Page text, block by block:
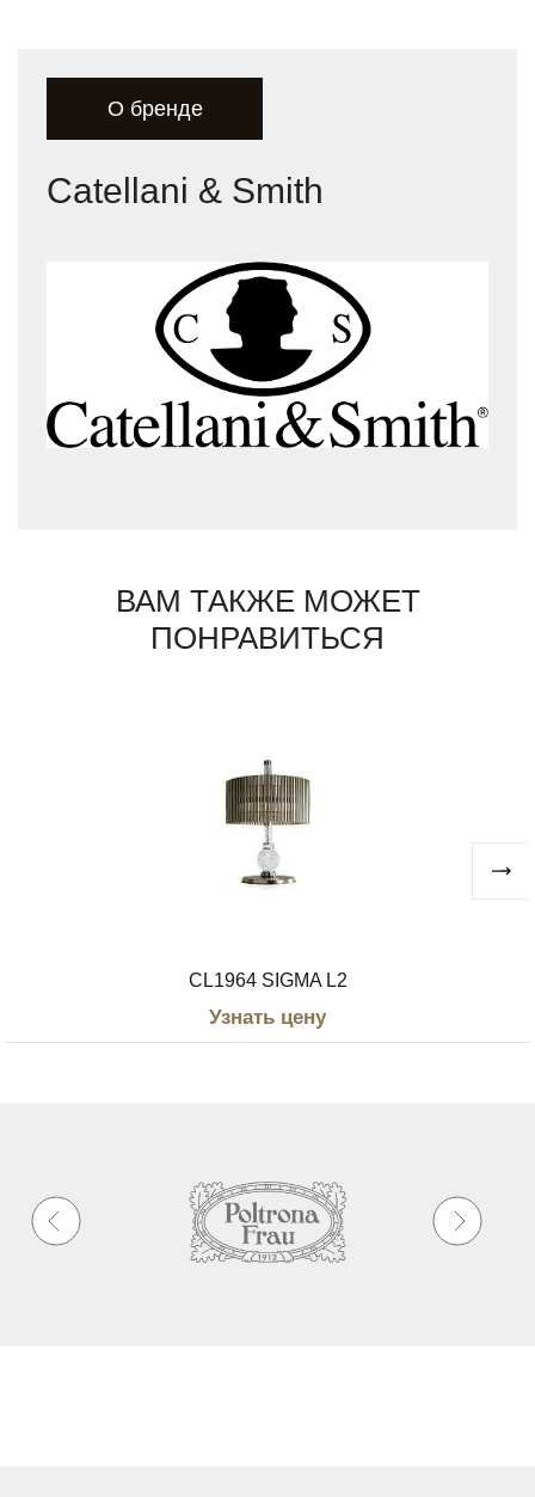
О бренде
Catellani & Smith
ВАМ ТАКЖЕ МОЖЕТ
ПОНРАВИТЬСЯ
CL1964 SIGMA L2
Узнать цену